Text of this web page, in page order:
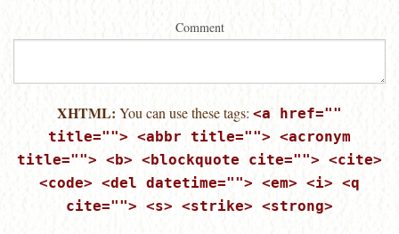
Comment
XHTML: You can use these tags: <a href=""
title=""> <abbr title=""> <acronym
title=""> <b> <blockquote cite=""> <cite>
<code> <del datetime=""> <em> <i> <q
cite=""> <s> <strike> <strong>